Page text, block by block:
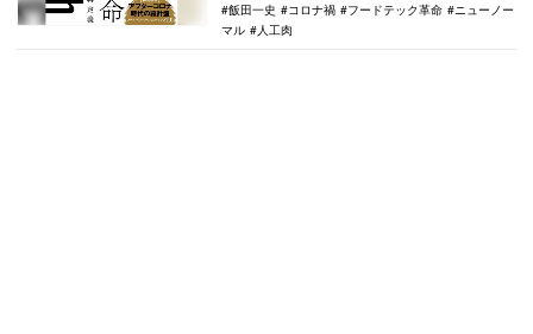
飯田一史
コロナ禍 フードテック革命
ニューノー
マル
人工肉